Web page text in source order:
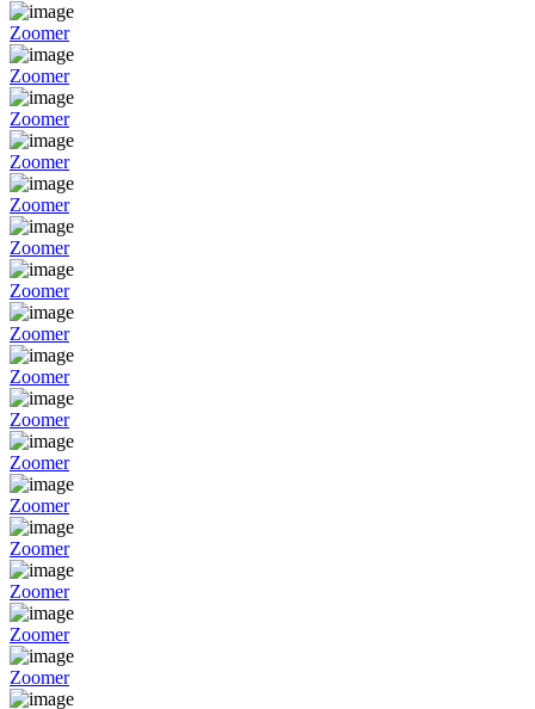
Zoomer
Zoomer
Zoomer
Zoomer
Zoomer
Zoomer
Zoomer
Zoomer
Zoomer
Zoomer
Zoomer
Zoomer
Zoomer
Zoomer
Zoomer
Zoomer